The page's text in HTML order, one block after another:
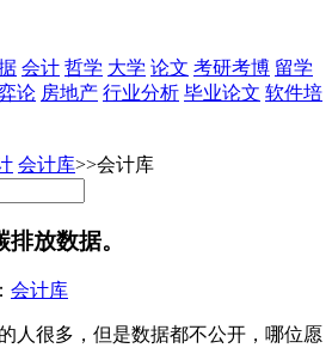
会计 哲学 大学 论文 考研考博 留学
论 房地产 行业分析 毕业论文 软件培
会计库>>会计库
放数据。
会计库
人很多，但是数据都不公开，哪位愿